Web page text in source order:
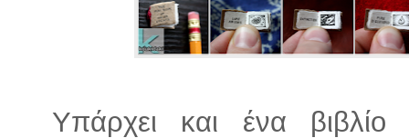
Υπάρχει και ένα